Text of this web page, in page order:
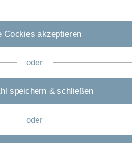
Cookies akzeptieren
oder
speichern & schließen
oder